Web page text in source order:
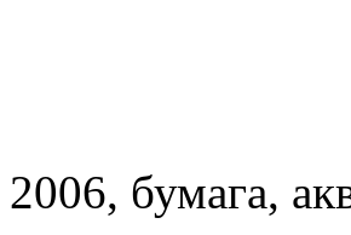
2006, бумага,